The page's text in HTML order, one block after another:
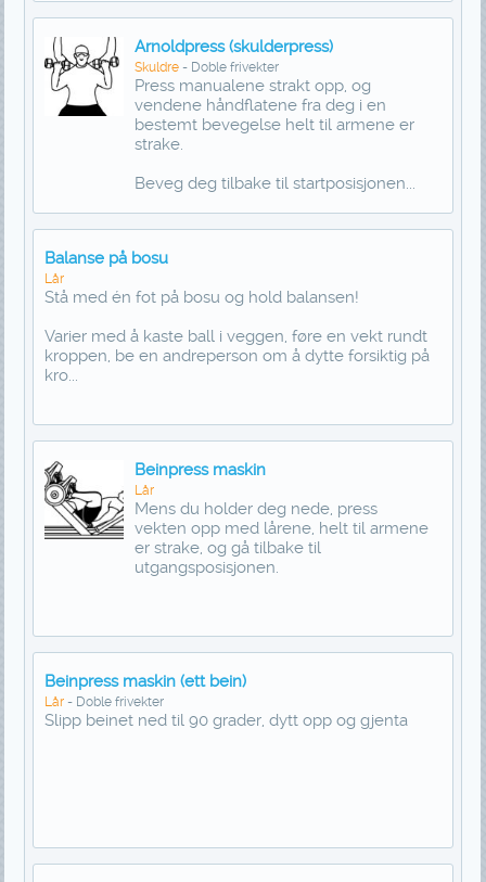
Arnoldpress (skulderpress)
Skuldre - Doble frivekter
Press manualene strakt opp, og
vendene håndflatene fra deg i en
bestemt bevegelse helt til armene er
strake.
Beveg deg tilbake til startposisjonen...
Balanse på bosu
Lår
Stå med én fot på bosu og hold balansen!
Varier med å kaste ball i veggen, føre en vekt rundt
kroppen, be en andreperson om å dytte forsiktig på
kro...
Beinpress maskin
Lår
Mens du holder deg nede, press
vekten opp med lårene, helt til armene
er strake, og gå tilbake til
utgangsposisjonen.
Beinpress maskin (ett bein)
Lår - Doble frivekter
Slipp beinet ned til 90 grader, dytt opp og gjenta